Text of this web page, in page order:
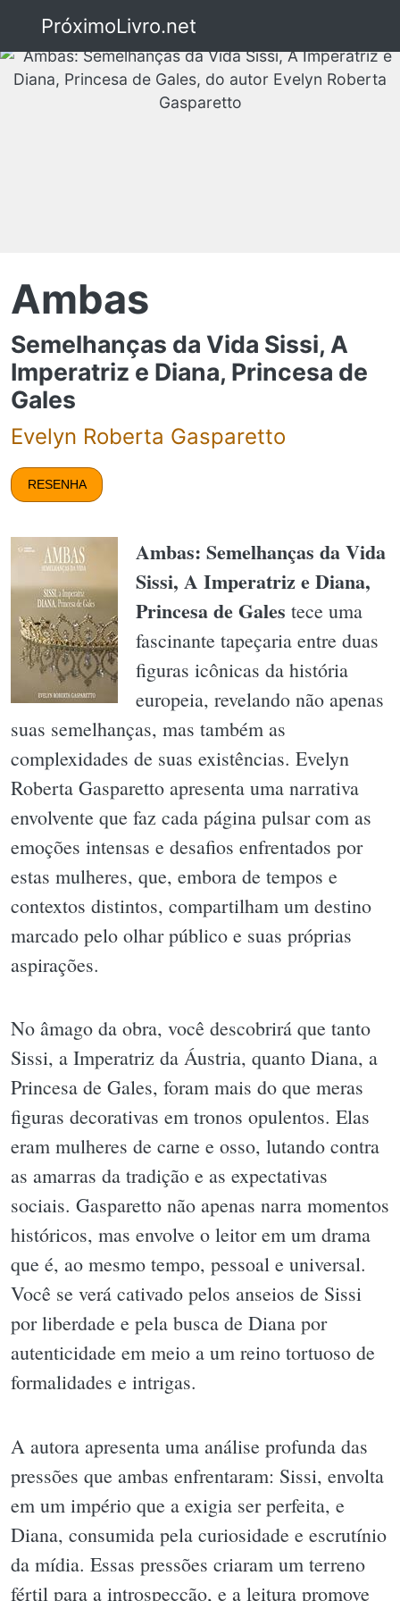
PróximoLivro.net
Ambas
Semelhanças da Vida Sissi, A
Imperatriz e Diana, Princesa de
Gales
Evelyn Roberta Gasparetto
RESENHA
Ambas: Semelhanças da Vida
Sissi, A Imperatriz e Diana,
Princesa de Gales tece uma
fascinante tapeçaria entre duas
figuras icônicas da história
europeia, revelando não apenas
suas semelhanças, mas também as
complexidades de suas existências. Evelyn
Roberta Gasparetto apresenta uma narrativa
envolvente que faz cada página pulsar com as
emoções intensas e desafios enfrentados por
estas mulheres, que, embora de tempos e
contextos distintos, compartilham um destino
marcado pelo olhar público e suas próprias
aspirações.
No âmago da obra, você descobrirá que tanto
Sissi, a Imperatriz da Áustria, quanto Diana, a
Princesa de Gales, foram mais do que meras
figuras decorativas em tronos opulentos. Elas
eram mulheres de carne e osso, lutando contra
as amarras da tradição e as expectativas
sociais. Gasparetto não apenas narra momentos
históricos, mas envolve o leitor em um drama
que é, ao mesmo tempo, pessoal e universal.
Você se verá cativado pelos anseios de Sissi
por liberdade e pela busca de Diana por
autenticidade em meio a um reino tortuoso de
formalidades e intrigas.
A autora apresenta uma análise profunda das
pressões que ambas enfrentaram: Sissi, envolta
em um império que a exigia ser perfeita, e
Diana, consumida pela curiosidade e escrutínio
da mídia. Essas pressões criaram um terreno
fértil para a introspecção, e a leitura promove